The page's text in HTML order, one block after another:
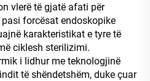
vlerë të gjatë afati për
forcësat endoskopike
karakteristikat e tyre të
ciklesh sterilizimi.
i lidhur me teknologjinë
të shëndetshëm, duke çuar